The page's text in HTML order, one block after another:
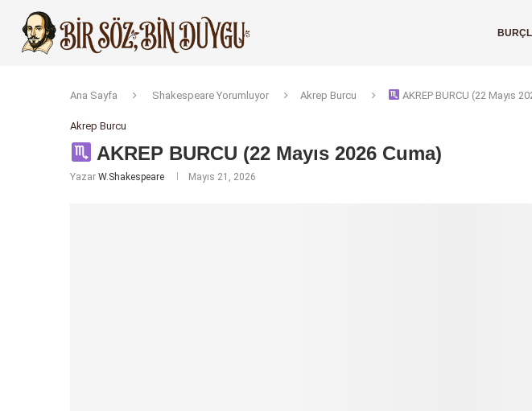
Ana Sayfa Shakespeare Yorumluyor Akrep Burcu AKREP BURCU (22 Mayıs
Akrep Burcu
AKREP BURCU (22 Mayıs 2026 Cuma)
Yazar W.Shakespeare Mayıs 21, 2026